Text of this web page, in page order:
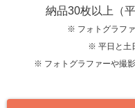
納品30枚以上（
※ フォトグラフ
※ 平日と土
※ フォトグラファーや撮